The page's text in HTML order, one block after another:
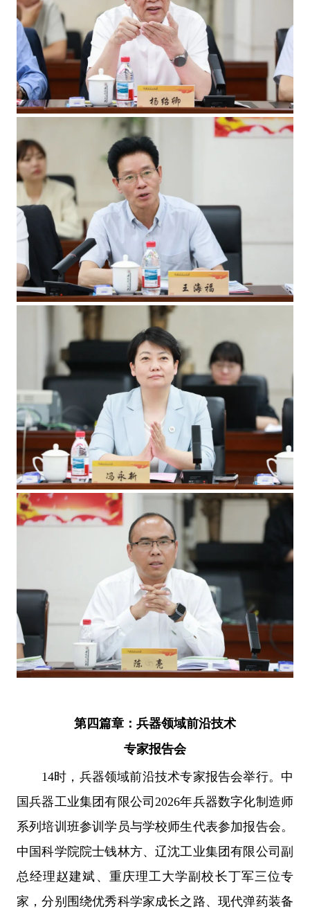
第四篇章：兵器领域前沿技术
专家报告会
14时，兵器领域前沿技术专家报告会举行。中
国兵器工业集团有限公司2026年兵器数字化制造师
系列培训班参训学员与学校师生代表参加报告会。
中国科学院院士钱林方、辽沈工业集团有限公司副
总经理赵建斌、重庆理工大学副校长丁军三位专
家，分别围绕优秀科学家成长之路、现代弹药装备